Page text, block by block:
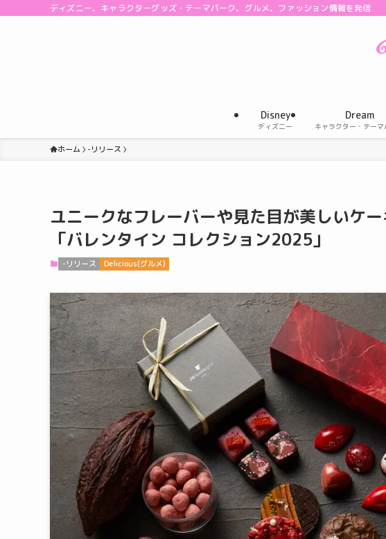
ディズニー、キャラクターグッズ・テーマパーク、グルメ、ファッション情報を発信
Disney
ディズニー
Dream
キャラクター・テーマ
ホーム -リリース
ユニークなフレーバーや見た目が美しいケ
「バレンタイン コレクション2025」
-リリース Delicious(グルメ)